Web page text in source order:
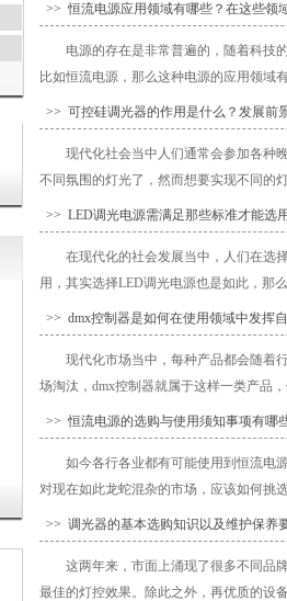
>> 恒流电源应用领域有哪些？在这些领
电源的存在是非常普遍的，随着科技
比如恒流电源，那么这种电源的应用领域
>> 可控硅调光器的作用是什么？发展前
现代化社会当中人们通常会参加各种
不同氛围的灯光了，然而想要实现不同的
>> LED调光电源需满足那些标准才能选
在现代化的社会发展当中，人们在选
用，其实选择LED调光电源也是如此，那
>> dmx控制器是如何在使用领域中发挥
现代化市场当中，每种产品都会随着
场淘汰，dmx控制器就属于这样一类产品
>> 恒流电源的选购与使用须知事项有哪
如今各行各业都有可能使用到恒流电
对现在如此龙蛇混杂的市场，应该如何挑
>> 调光器的基本选购知识以及维护保养
这两年来，市面上涌现了很多不同品
最佳的灯控效果。除此之外，再优质的设